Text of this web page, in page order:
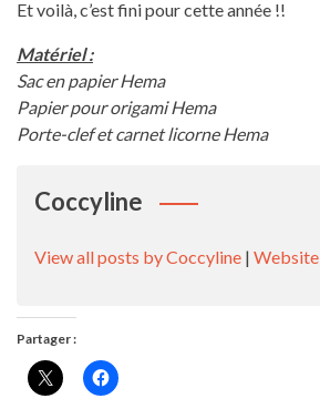
Et voilà, c’est fini pour cette année !!
Matériel :
Sac en papier Hema
Papier pour origami Hema
Porte-clef et carnet licorne Hema
Coccyline
View all posts by Coccyline | Website
Partager :